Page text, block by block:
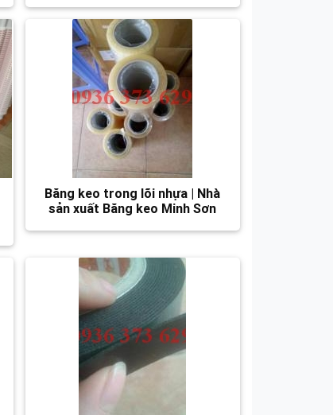
Băng keo trong lõi nhựa | Nhà
sản xuất Băng keo Minh Sơn